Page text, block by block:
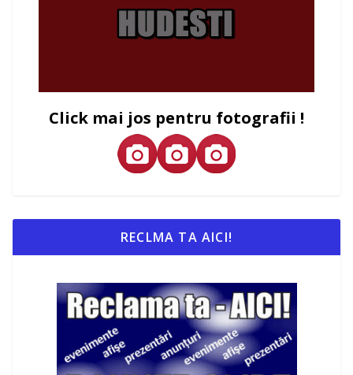
Click mai jos pentru fotografii !
RECLMA TA AICI!